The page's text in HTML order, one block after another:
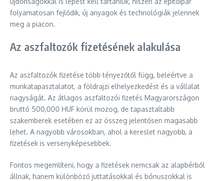
folyamatosan fejlődik, új anyagok és technológiák jelennek
meg a piacon.
Az aszfaltozók fizetésének alakulása
Az aszfaltozók fizetése több tényezőtől függ, beleértve a
munkatapasztalatot, a földrajzi elhelyezkedést és a vállalat
nagyságát. Az átlagos aszfaltozói fizetés Magyarországon
bruttó 500,000 HUF körül mozog, de tapasztaltabb
szakemberek esetében ez az összeg jelentősen magasabb
lehet. A nagyobb városokban, ahol a kereslet nagyobb, a
fizetések is versenyképesebbek.
Fontos megemlíteni, hogy a fizetések nemcsak az alapbérből
állnak, hanem különböző juttatásokkal és bónuszokkal is